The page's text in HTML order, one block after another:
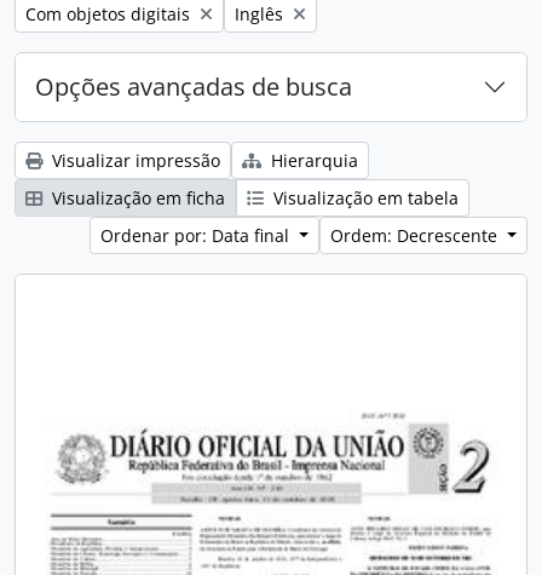
Remover filtro:
Com objetos digitais Remover filtro:
Inglês
Opções avançadas de busca
Visualizar impressão
Hierarquia
Visualização em ficha
Visualização em tabela
Ordenar por: Data final
Ordem: Decrescente